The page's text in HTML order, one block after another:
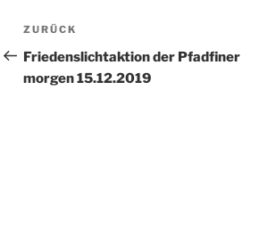
Beitragsnavigation
Vorheriger
Beitrag
ZURÜCK
Friedenslichtaktion der Pfadfiner
morgen 15.12.2019